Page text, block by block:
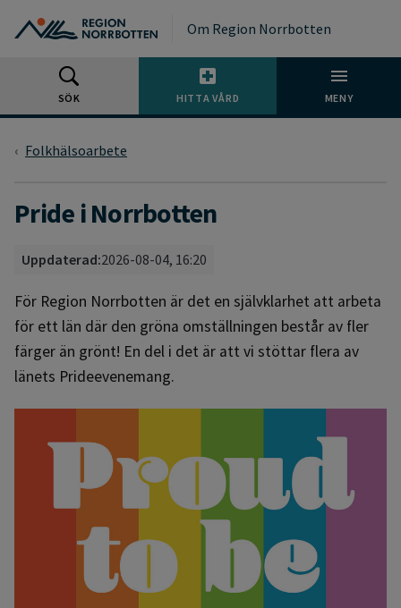
Om Region Norrbotten
SÖK HITTA VÅRD MENY
Folkhälsoarbete
Pride i Norrbotten
Uppdaterad:2026-08-04, 16:20
För Region Norrbotten är det en självklarhet att arbeta
för ett län där den gröna omställningen består av fler
färger än grönt! En del i det är att vi stöttar flera av
länets Prideevenemang.